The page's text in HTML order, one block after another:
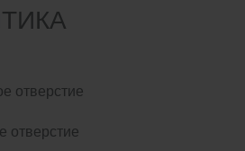
отверстие
отверстие